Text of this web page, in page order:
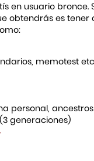
en usuario bronce.
obtendrás es tener
memotest
personal,
generaciones)